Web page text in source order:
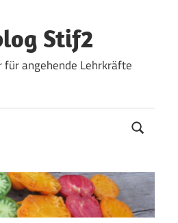
Stif2
angehende Lehrkräfte